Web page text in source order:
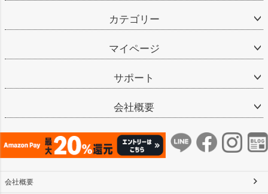
カテゴリー
マイページ
サポート
会社概要
会社概要